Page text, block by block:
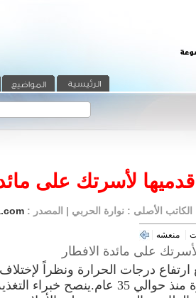
لأسرتك على
منعشه
ارتفاع درجات الحرارة ونظراً
السابقه حيث انه الأكثر حرارة منذ